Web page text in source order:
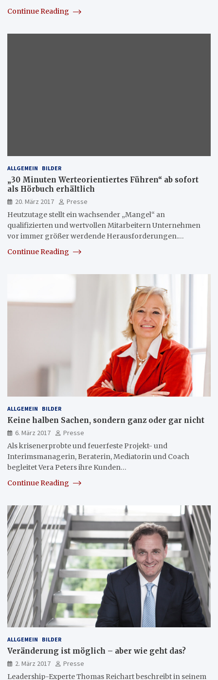
Continue Reading
ALLGEMEIN BILDER
„30 Minuten Werteorientiertes Führen“ ab sofort
als Hörbuch erhältlich
20. März 2017
Presse
Heutzutage stellt ein wachsender „Mangel“ an
qualifizierten und wertvollen Mitarbeitern Unternehmen
vor immer größer werdende Herausforderungen.…
Continue Reading
ALLGEMEIN BILDER
Keine halben Sachen, sondern ganz oder gar nicht
6. März 2017
Presse
Als krisenerprobte und feuerfeste Projekt- und
Interimsmanagerin, Beraterin, Mediatorin und Coach
begleitet Vera Peters ihre Kunden…
Continue Reading
ALLGEMEIN BILDER
Veränderung ist möglich – aber wie geht das?
2. März 2017
Presse
Leadership-Experte Thomas Reichart beschreibt in seinem